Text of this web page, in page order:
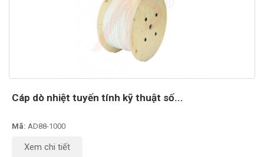
Cáp dò nhiệt tuyến tính kỹ thuật số...
Mã: AD88-1000
Xem chi tiết